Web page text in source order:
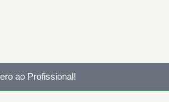
ao Profissional!